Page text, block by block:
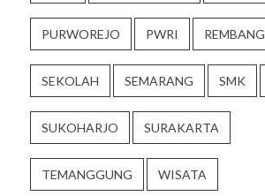
PURWOREJO PWRI REMBANG
SEKOLAH SEMARANG SMK
SUKOHARJO SURAKARTA
TEMANGGUNG WISATA